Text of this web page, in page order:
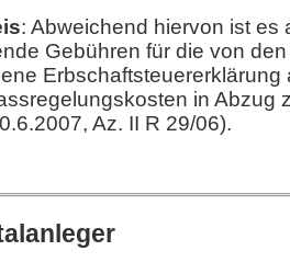
: Abweichend hiervon ist es
Gebühren für die von
Erbschaftsteuererklärung
in Abzug
Az. II R 29/06).